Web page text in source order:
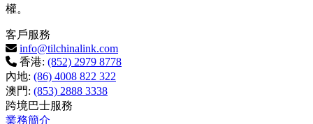
權。
客戶服務
info@tilchinalink.com
香港: (852) 2979 8778
內地: (86) 4008 822 322
澳門: (853) 2888 3338
跨境巴士服務
業務簡介